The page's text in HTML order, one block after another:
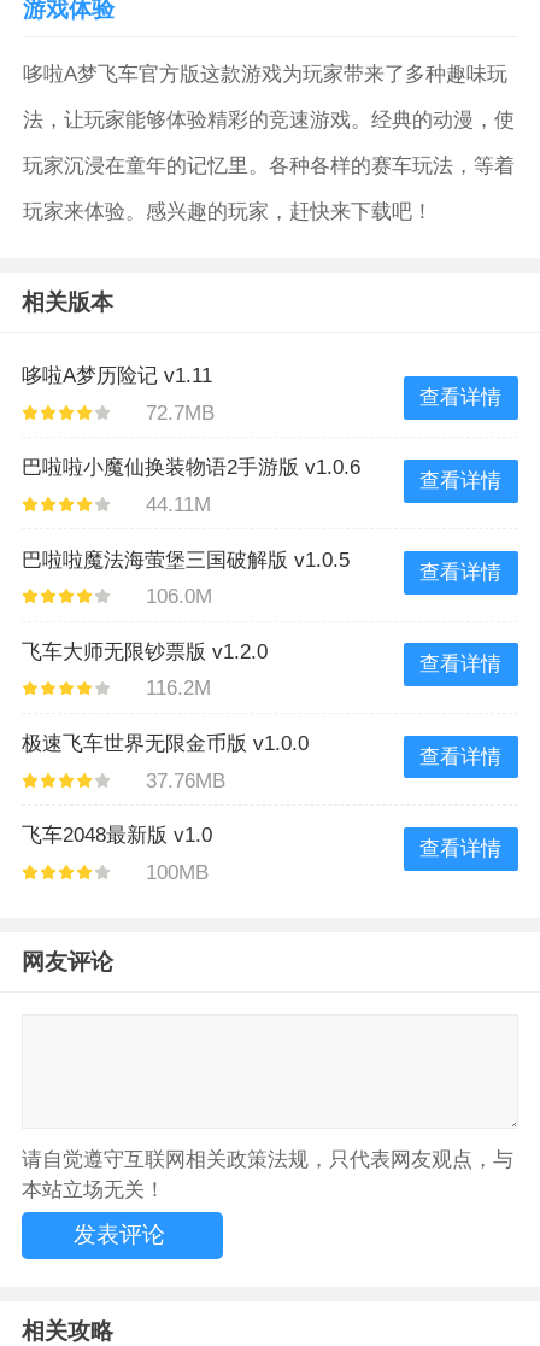
游戏体验
哆啦A梦飞车官方版这款游戏为玩家带来了多种趣味玩
法，让玩家能够体验精彩的竞速游戏。经典的动漫，使
玩家沉浸在童年的记忆里。各种各样的赛车玩法，等着
玩家来体验。感兴趣的玩家，赶快来下载吧！
相关版本
哆啦A梦历险记 v1.11
72.7MB
查看详情
巴啦啦小魔仙换装物语2手游版 v1.0.6
44.11M
查看详情
巴啦啦魔法海萤堡三国破解版 v1.0.5
106.0M
查看详情
飞车大师无限钞票版 v1.2.0
116.2M
查看详情
极速飞车世界无限金币版 v1.0.0
37.76MB
查看详情
飞车2048最新版 v1.0
100MB
查看详情
网友评论
请自觉遵守互联网相关政策法规，只代表网友观点，与
本站立场无关！
相关攻略